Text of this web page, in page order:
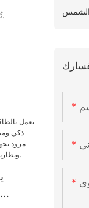
تُركز شركة فوكستك سولار باستمرار على تطوير منتجاتها، ويُعدّ جهاز تحويل الطاقة الشمسية الأفضل أحدثها. إنه أحدث سلسلة من منتجاتنا، ونتوقع أن يُثير إعجابكم.